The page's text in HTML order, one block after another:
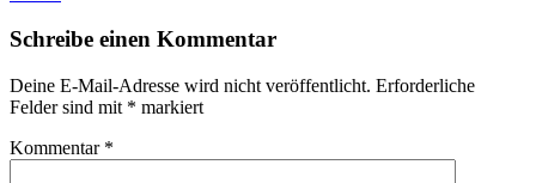
Schreibe einen Kommentar
Deine E-Mail-Adresse wird nicht veröffentlicht. Erforderliche
Felder sind mit * markiert
Kommentar *